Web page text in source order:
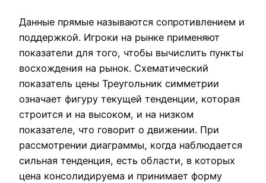
Данные прямые называются сопротивлением и
поддержкой. Игроки на рынке применяют
показатели для того, чтобы вычислить пункты
восхождения на рынок. Схематический
показатель цены Треугольник симметрии
означает фигуру текущей тенденции, которая
строится и на высоком, и на низком
показателе, что говорит о движении. При
рассмотрении диаграммы, когда наблюдается
сильная тенденция, есть области, в которых
цена консолидируема и принимает форму